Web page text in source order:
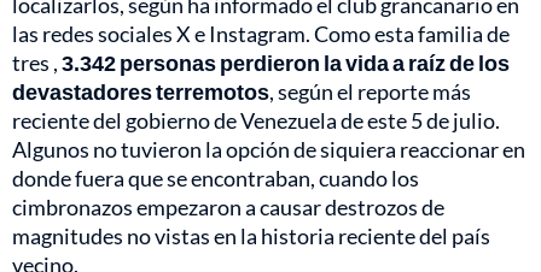
las redes sociales X e Instagram. Como esta familia de
tres ,3.342 personas perdieron la vida a raíz de los
devastadores terremotos, según el reporte más
reciente del gobierno de Venezuela de este 5 de julio.
Algunos no tuvieron la opción de siquiera reaccionar en
donde fuera que se encontraban, cuando los
cimbronazos empezaron a causar destrozos de
magnitudes no vistas en la historia reciente del país
vecino.